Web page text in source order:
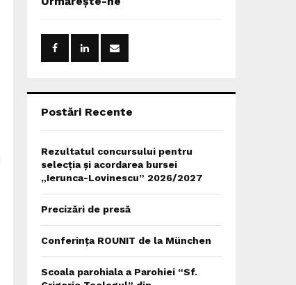
h
o
:
Postări Recente
Rezultatul concursului pentru
selecția și acordarea bursei
„Ierunca-Lovinescu” 2026/2027
Precizări de presă
Conferința ROUNIT de la München
Scoala parohiala a Parohiei “Sf.